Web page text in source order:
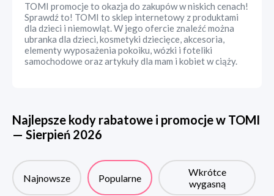
TOMI promocje to okazja do zakupów w niskich cenach!
Sprawdź to! TOMI to sklep internetowy z produktami
dla dzieci i niemowląt. W jego ofercie znaleźć można
ubranka dla dzieci, kosmetyki dziecięce, akcesoria,
elementy wyposażenia pokoiku, wózki i foteliki
samochodowe oraz artykuły dla mam i kobiet w ciąży.
Najlepsze kody rabatowe i promocje w TOMI
— Sierpień 2026
Najnowsze Popularne
Wkrótce
wygasną